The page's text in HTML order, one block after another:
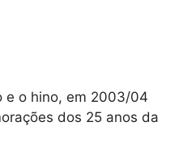
e o hino, em 2003/04
dos 25 anos da